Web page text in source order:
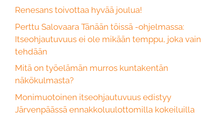
Renesans toivottaa hyvää joulua!
Perttu Salovaara Tänään töissä -ohjelmassa:
Itseohjautuvuus ei ole mikään temppu, joka vain
tehdään
Mitä on työelämän murros kuntakentän
näkökulmasta?
Monimuotoinen itseohjautuvuus edistyy
Järvenpäässä ennakkoluulottomilla kokeiluilla